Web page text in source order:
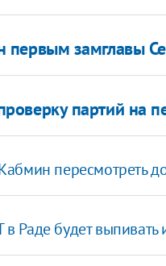
первым замглавы
партий на
пересмотреть
Раде будет выпивать